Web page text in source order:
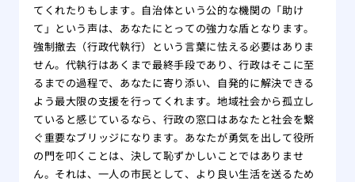
てくれたりもします。自治体という公的な機関の「助け
て」という声は、あなたにとっての強力な盾となります。
強制撤去（行政代執行）という言葉に怯える必要はありま
せん。代執行はあくまで最終手段であり、行政はそこに至
るまでの過程で、あなたに寄り添い、自発的に解決できる
よう最大限の支援を行ってくれます。地域社会から孤立し
ていると感じているなら、行政の窓口はあなたと社会を繋
ぐ重要なブリッジになります。あなたが勇気を出して役所
の門を叩くことは、決して恥ずかしいことではありませ
ん。それは、一人の市民として、より良い生活を送るため